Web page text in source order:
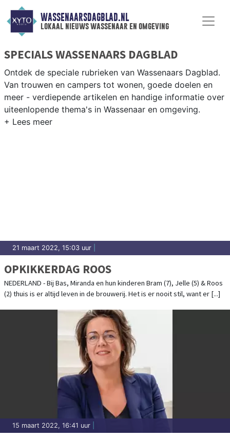
WASSENAARSDAGBLAD.NL
lokaal nieuws wassenaar en omgeving
SPECIALS WASSENAARS DAGBLAD
Ontdek de speciale rubrieken van Wassenaars Dagblad.
Van trouwen en campers tot wonen, goede doelen en
meer - verdiepende artikelen en handige informatie over
uiteenlopende thema's in Wassenaar en omgeving.
21 maart 2022, 15:03 uur
OPKIKKERDAG ROOS
NEDERLAND - Bij Bas, Miranda en hun kinderen Bram (7), Jelle (5) & Roos
(2) thuis is er altijd leven in de brouwerij. Het is er nooit stil, want er [...]
15 maart 2022, 16:41 uur